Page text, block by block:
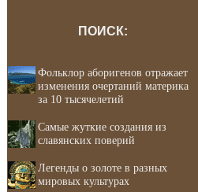
ПОИСК:
Фольклор аборигенов отражает
изменения очертаний материка
за 10 тысячелетий
Самые жуткие создания из
славянских поверий
Легенды о золоте в разных
мировых культурах